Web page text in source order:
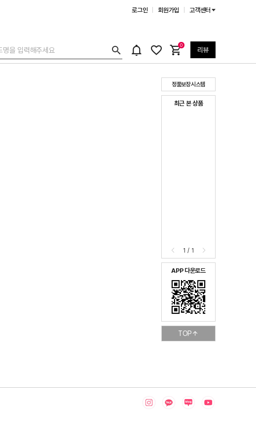
로그인 회원가입 고객센터
0
리뷰
정품보장시스템
최근 본 상품
1 / 1
APP 다운로드
TOP